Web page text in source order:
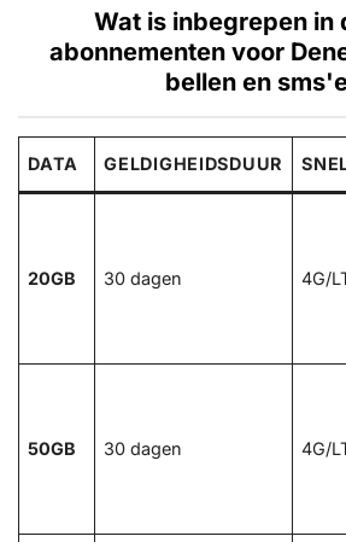
Wat is inbegrepen in
abonnementen voor
bellen en
DATA GELDIGHEIDSDUUR
20GB 30 dagen 4G/
50GB 30 dagen 4G/